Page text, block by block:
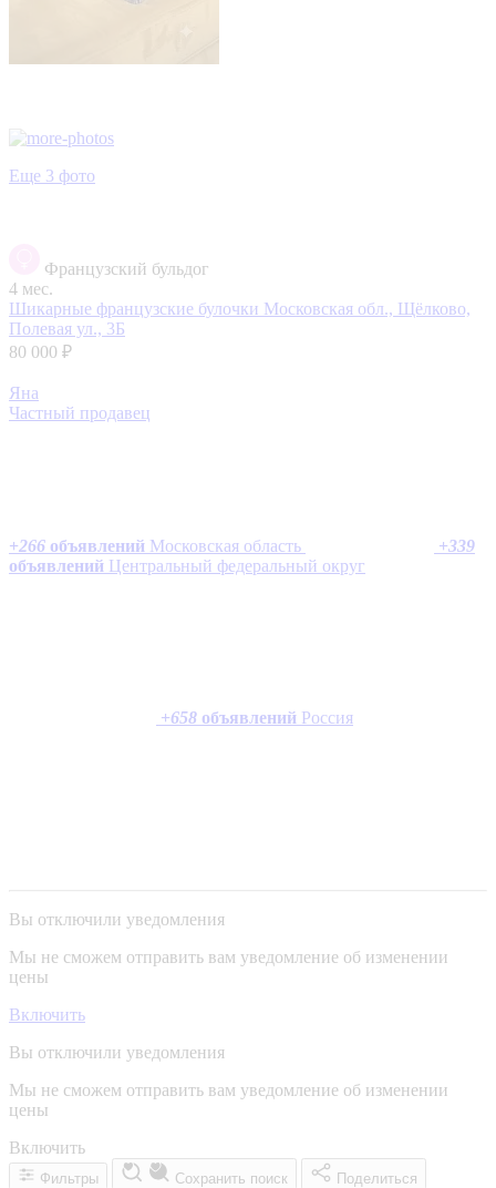
Еще 3 фото
Французский бульдог
4 мес.
Шикарные французские булочки Московская обл., Щёлково,
Полевая ул., 3Б
80 000 ₽
Яна
Частный продавец
+266 объявлений Московская область +339
объявлений Центральный федеральный округ
+658 объявлений Россия
Вы отключили уведомления
Мы не сможем отправить вам уведомление об изменении
цены
Включить
Вы отключили уведомления
Мы не сможем отправить вам уведомление об изменении
цены
Включить
Фильтры Сохранить поиск Поделиться